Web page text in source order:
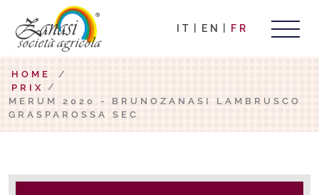
IT EN FR
HOME
/
PRIX
MERUM 2020 - BRUNOZANASI LAMBRUSCO
GRASPAROSSA SEC